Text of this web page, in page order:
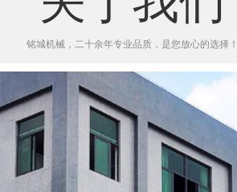
铭城机械，二十余年专业品质，是您放心的选择！